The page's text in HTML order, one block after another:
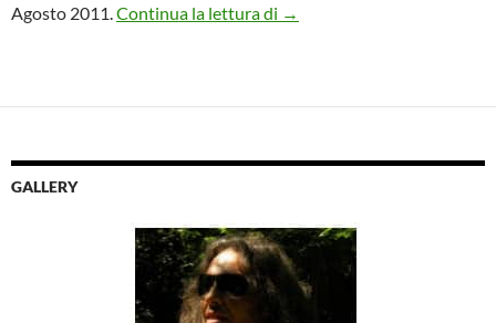
Agosto 2011.Continua la lettura di Mostra “L’Altro
→
GALLERY